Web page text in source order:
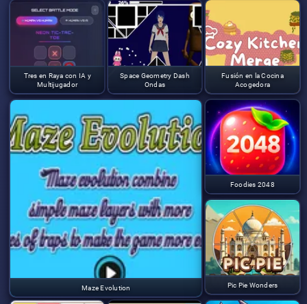
Tres en Raya con IA y
Multijugador
Space Geometry Dash
Ondas
Maze Evolution
Fusión en la Cocina
Acogedora
Foodies 2048
Pic Pie Wonders